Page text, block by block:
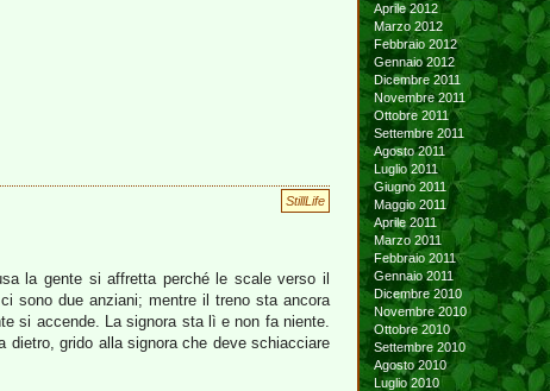
StillLife
la gente si affretta perché le scale verso il
sono due anziani; mentre il treno sta ancora
si accende. La signora sta lì e non fa niente.
grido alla signora che deve schiacciare
Aprile 2012
Marzo 2012
Febbraio 2012
Gennaio 2012
Dicembre 2011
Novembre 2011
Ottobre 2011
Settembre 2011
Agosto 2011
Luglio 2011
Giugno 2011
Maggio 2011
Aprile 2011
Marzo 2011
Febbraio 2011
Gennaio 2011
Dicembre 2010
Novembre 2010
Ottobre 2010
Settembre 2010
Agosto 2010
Luglio 2010